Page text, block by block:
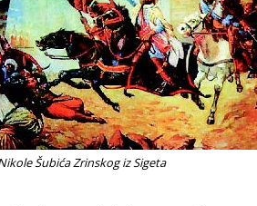
Šubića Zrinskog iz Sigeta